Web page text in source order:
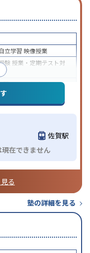
立学習 映像授業
験 授業・定期テスト対
習にPC・タブレットを
佐賀駅
在できません
る
塾の詳細を見る